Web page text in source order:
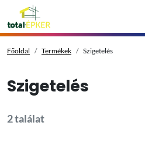
Főoldal Termékek Szigetelés
Szigetelés
2 találat